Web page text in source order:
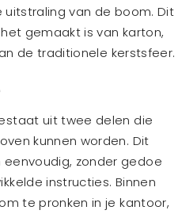
van de boom. Dit
gemaakt is van karton,
de traditionele kerstsfeer.
uit twee delen die
kunnen worden. Dit
zonder gedoe
instructies. Binnen
te pronken in je kantoor,